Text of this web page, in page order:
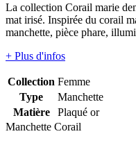
La collection Corail marie
mat irisé. Inspirée du corail
manchette, pièce phare,
+ Plus d'infos
Collection Femme
Type
Manchette
Matière
Plaqué or
Manchette Corail